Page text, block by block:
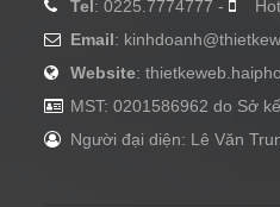
Tel : 0225.7774777 -
Email:
Website:
MST: 0201586962 do Sở
Người đại diện: Lê Văn